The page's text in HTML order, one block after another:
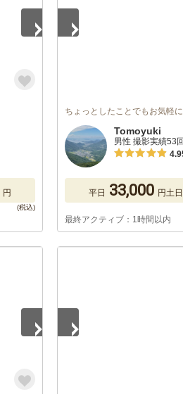
円
ちょっとしたことでもお気軽
Tomoyuki
男性 撮影実績53回
平日 33,000 円土
最終アクティブ：1時間以内